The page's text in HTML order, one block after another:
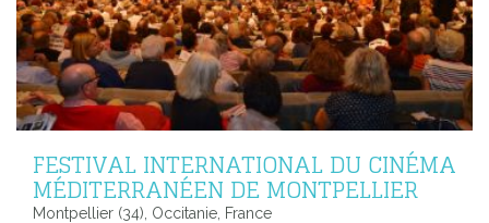
FESTIVAL INTERNATIONAL DU CINÉMA
MÉDITERRANÉEN DE MONTPELLIER
Montpellier (34), Occitanie, France